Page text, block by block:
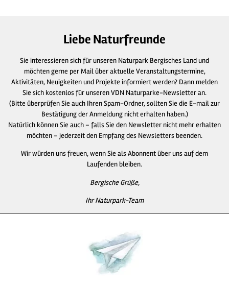
Liebe Naturfreunde
Sie interessieren sich für unseren Naturpark Bergisches Land und
möchten gerne per Mail über aktuelle Veranstaltungstermine,
Aktivitäten, Neuigkeiten und Projekte informiert werden? Dann melden
Sie sich kostenlos für unseren VDN Naturparke-Newsletter an.
(Bitte überprüfen Sie auch Ihren Spam-Ordner, sollten Sie die E-mail zur
Bestätigung der Anmeldung nicht erhalten haben.)
Natürlich können Sie auch – falls Sie den Newsletter nicht mehr erhalten
möchten – jederzeit den Empfang des Newsletters beenden.
Wir würden uns freuen, wenn Sie als Abonnent über uns auf dem
Laufenden bleiben.
Bergische Grüße,
Ihr Naturpark-Team